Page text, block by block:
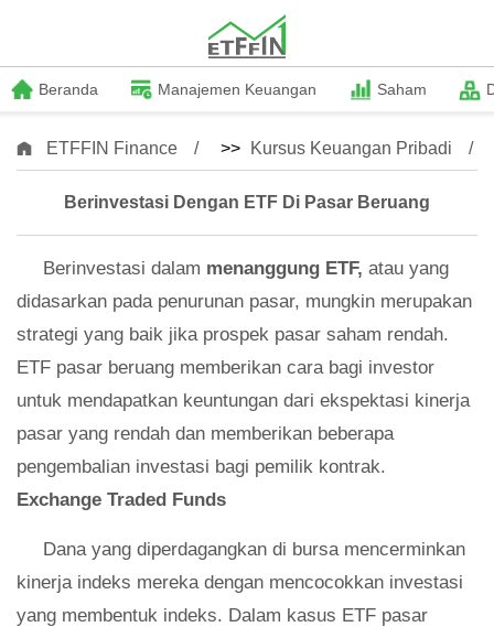
Beranda Manajemen Keuangan Saham
ETFFIN Finance >> Kursus Keuangan Pribadi
Berinvestasi Dengan ETF Di Pasar Beruang
Berinvestasi dalam menanggung ETF, atau yang
didasarkan pada penurunan pasar, mungkin merupakan
strategi yang baik jika prospek pasar saham rendah.
ETF pasar beruang memberikan cara bagi investor
untuk mendapatkan keuntungan dari ekspektasi kinerja
pasar yang rendah dan memberikan beberapa
pengembalian investasi bagi pemilik kontrak.
Exchange Traded Funds
Dana yang diperdagangkan di bursa mencerminkan
kinerja indeks mereka dengan mencocokkan investasi
yang membentuk indeks. Dalam kasus ETF pasar